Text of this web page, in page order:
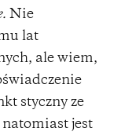
Nie
lat
ale wiem,
styczny ze
jest